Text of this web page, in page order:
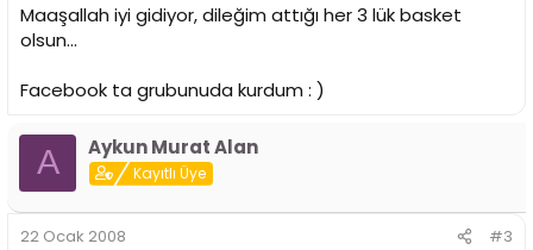
Maaşallah iyi gidiyor, dileğim attığı her 3 lük basket
olsun...
Facebook ta grubunuda kurdum : )
A Aykun Murat Alan
Kayıtlı Üye
22 Ocak 2008 #3